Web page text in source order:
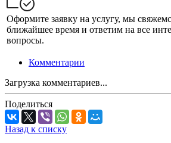
Оформите заявку на услугу, мы
ближайшее время и ответим на все
вопросы.
Комментарии
Загрузка комментариев...
Поделиться
Назад к списку